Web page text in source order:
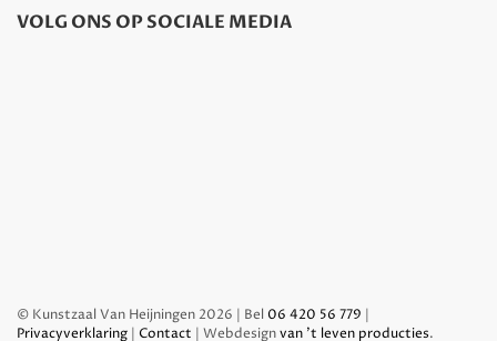
VOLG ONS OP SOCIALE MEDIA
© Kunstzaal Van Heijningen 2026 | Bel 06 420 56 779 |
Privacyverklaring | Contact | Webdesignvan 't leven producties.